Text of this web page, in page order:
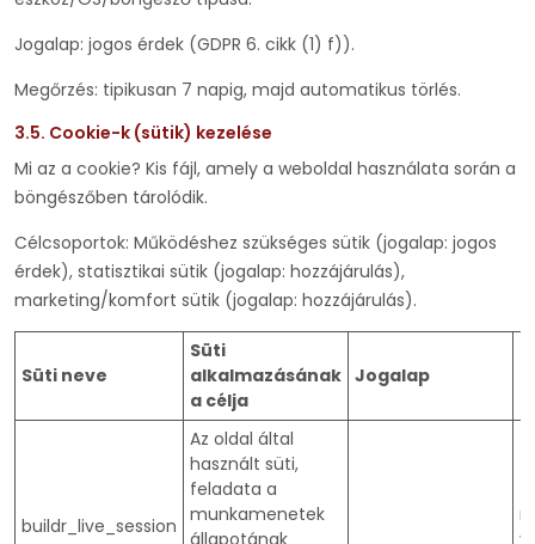
Jogalap: jogos érdek (GDPR 6. cikk (1) f)).
Megőrzés: tipikusan 7 napig, majd automatikus törlés.
3.5. Cookie-k (sütik) kezelése
Mi az a cookie? Kis fájl, amely a weboldal használata során a
böngészőben tárolódik.
Célcsoportok: Működéshez szükséges sütik (jogalap: jogos
érdek), statisztikai sütik (jogalap: hozzájárulás),
marketing/komfort sütik (jogalap: hozzájárulás).
Süti neve
Süti
alkalmazásának
a célja
Jogalap
buildr_live_session
Az oldal által
használt süti,
feladata a
munkamenetek